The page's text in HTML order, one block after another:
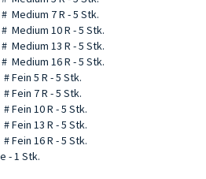
Medium 7 R - 5 Stk.
Medium 10 R - 5 Stk.
Medium 13 R - 5 Stk.
Medium 16 R - 5 Stk.
# Fein 5 R - 5 Stk.
Fein 7 R - 5 Stk.
Fein 10 R - 5 Stk.
Fein 13 R - 5 Stk.
Fein 16 R - 5 Stk.
- 1 Stk.